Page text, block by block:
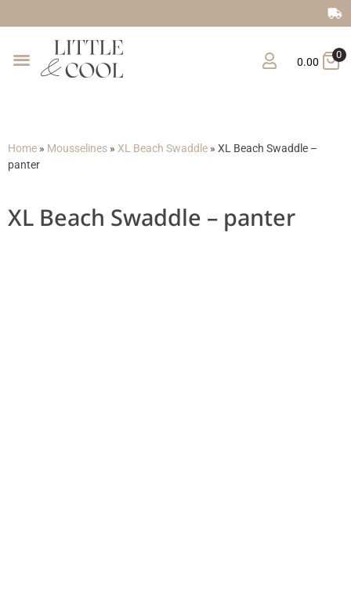
0.00
0
Home » Mousselines » XL Beach Swaddle » XL Beach Swaddle –
panter
XL Beach Swaddle – panter